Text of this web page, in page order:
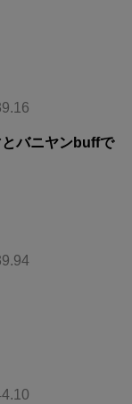
バニヤンbuffで